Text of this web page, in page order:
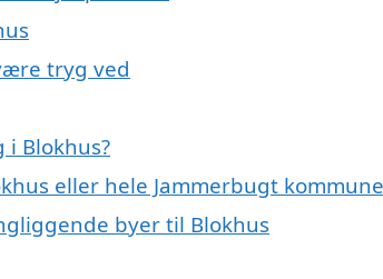
tryg ved
Blokhus?
eller hele Jammerbugt kommune
byer til Blokhus